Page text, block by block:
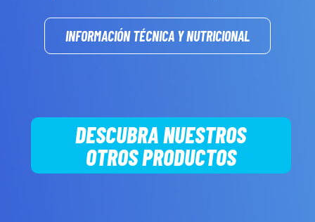
INFORMACIÓN TÉCNICA Y NUTRICIONAL
DESCUBRA NUESTROS
OTROS PRODUCTOS